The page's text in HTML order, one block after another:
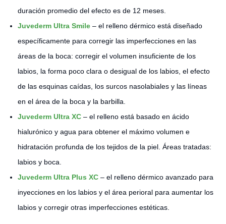
duración promedio del efecto es de 12 meses.
Juvederm Ultra Smile – el relleno dérmico está diseñado
específicamente para corregir las imperfecciones en las
áreas de la boca: corregir el volumen insuficiente de los
labios, la forma poco clara o desigual de los labios, el efecto
de las esquinas caídas, los surcos nasolabiales y las líneas
en el área de la boca y la barbilla.
Juvederm Ultra XC – el relleno está basado en ácido
hialurónico y agua para obtener el máximo volumen e
hidratación profunda de los tejidos de la piel. Áreas tratadas:
labios y boca.
Juvederm Ultra Plus XC – el relleno dérmico avanzado para
inyecciones en los labios y el área perioral para aumentar los
labios y corregir otras imperfecciones estéticas.